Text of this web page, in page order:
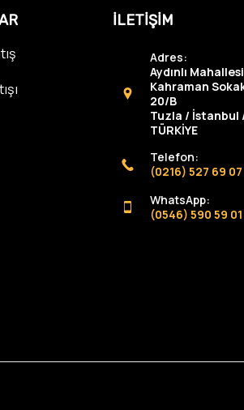
İLETİŞİM
Adres:
Aydınlı
Kahraman
20/B
Tuzla / İstanbul
TÜRKİYE
Telefon:
(0216) 527 69 07
WhatsApp:
(0546) 590 59 01